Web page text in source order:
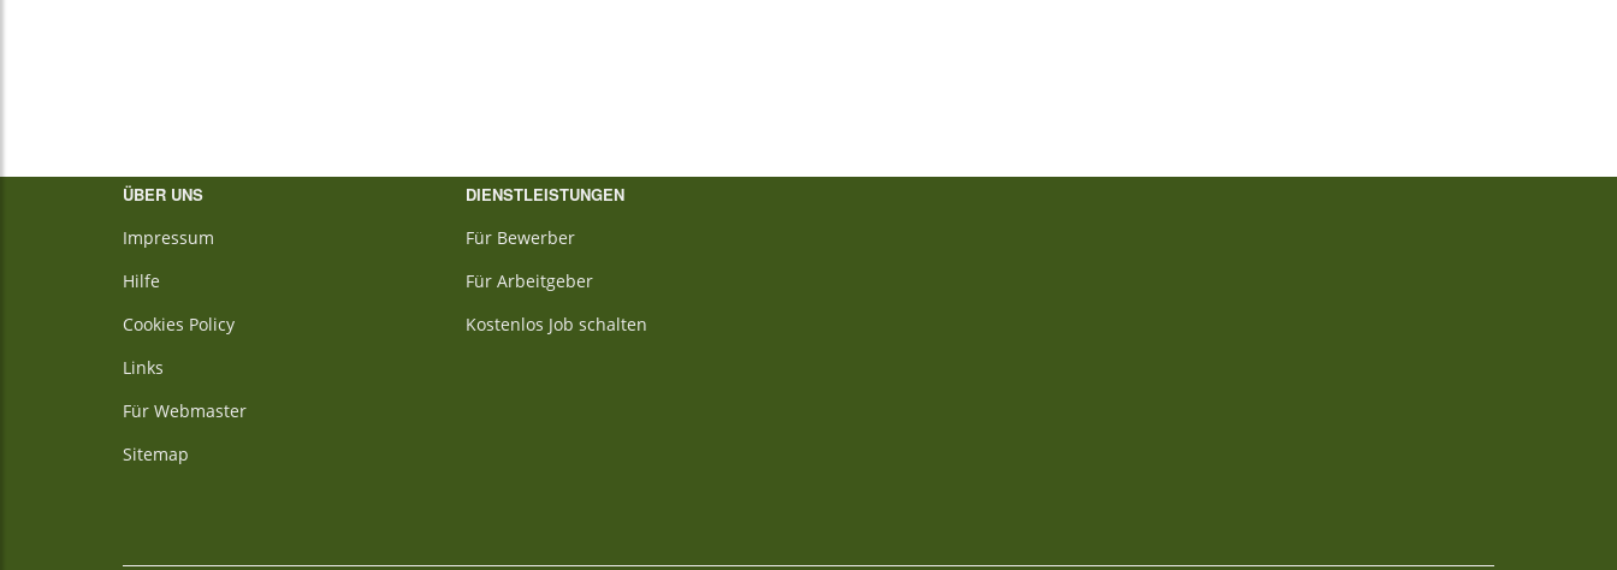
ÜBER UNS
Impressum
Hilfe
Cookies Policy
Links
Für Webmaster
Sitemap
DIENSTLEISTUNGEN
Für Bewerber
Für Arbeitgeber
Kostenlos Job schalten